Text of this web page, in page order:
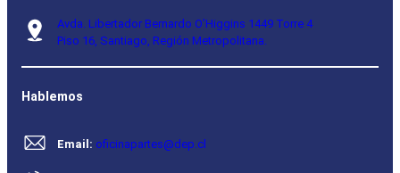
Avda. Libertador Bernardo O’Higgins 1449 Torre 4
Piso 16, Santiago, Región Metropolitana.
Hablemos
Email: oficinapartes@dep.cl